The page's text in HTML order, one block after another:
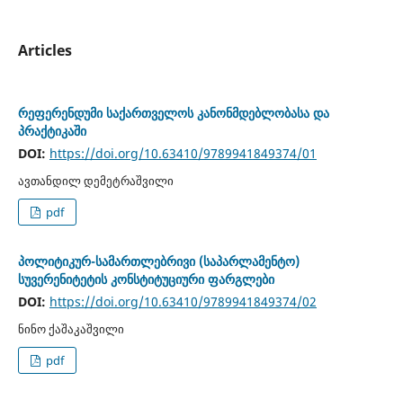
Articles
რეფერენდუმი საქართველოს კანონმდებლობასა და
პრაქტიკაში
DOI: https://doi.org/10.63410/9789941849374/01
ავთანდილ დემეტრაშვილი
pdf
პოლიტიკურ-სამართლებრივი (საპარლამენტო)
სუვერენიტეტის კონსტიტუციური ფარგლები
DOI: https://doi.org/10.63410/9789941849374/02
ნინო ქაშაკაშვილი
pdf